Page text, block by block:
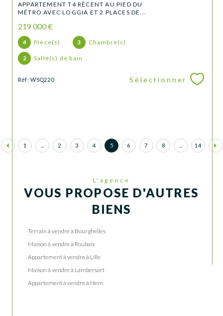
APPARTEMENT T4 RÉCENT AU PIED DU
MÉTRO AVEC LOGGIA ET 2 PLACES DE...
219 000 €
4 Pièce(s) 3 Chambre(s)
2 Salle(s) de bain
Réf : WSQ220 Sélectionner
1 2 3 4 5 6 7 8 14
L'agence
VOUS PROPOSE D'AUTRES
BIENS
Terrain à vendre à Bourghelles
Maison à vendre à Roubaix
Appartement à vendre à Lille
Maison à vendre à Lambersart
Appartement à vendre à Hem